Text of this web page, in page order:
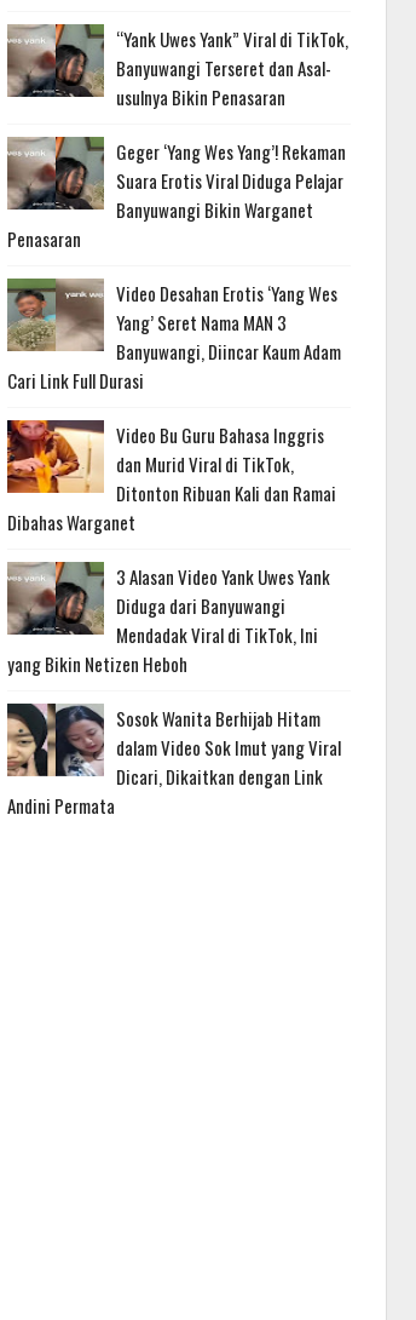
“Yank Uwes Yank” Viral di TikTok,
Banyuwangi Terseret dan Asal-
usulnya Bikin Penasaran
Geger ‘Yang Wes Yang’! Rekaman
Suara Erotis Viral Diduga Pelajar
Banyuwangi Bikin Warganet
Penasaran
Video Desahan Erotis ‘Yang Wes
Yang’ Seret Nama MAN 3
Banyuwangi, Diincar Kaum Adam
Cari Link Full Durasi
Video Bu Guru Bahasa Inggris
dan Murid Viral di TikTok,
Ditonton Ribuan Kali dan Ramai
Dibahas Warganet
3 Alasan Video Yank Uwes Yank
Diduga dari Banyuwangi
Mendadak Viral di TikTok, Ini
yang Bikin Netizen Heboh
Sosok Wanita Berhijab Hitam
dalam Video Sok Imut yang Viral
Dicari, Dikaitkan dengan Link
Andini Permata